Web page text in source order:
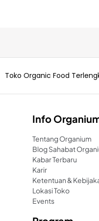
Toko Organic Food
Info
Tentang Organium
Blog Sahabat
Kabar Terbaru
Karir
Ketentuan &
Lokasi Toko
Events